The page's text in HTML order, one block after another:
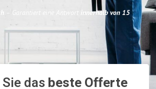
– Garantiert eine Antwort
innerhalb von 15
dasbeste Offerte